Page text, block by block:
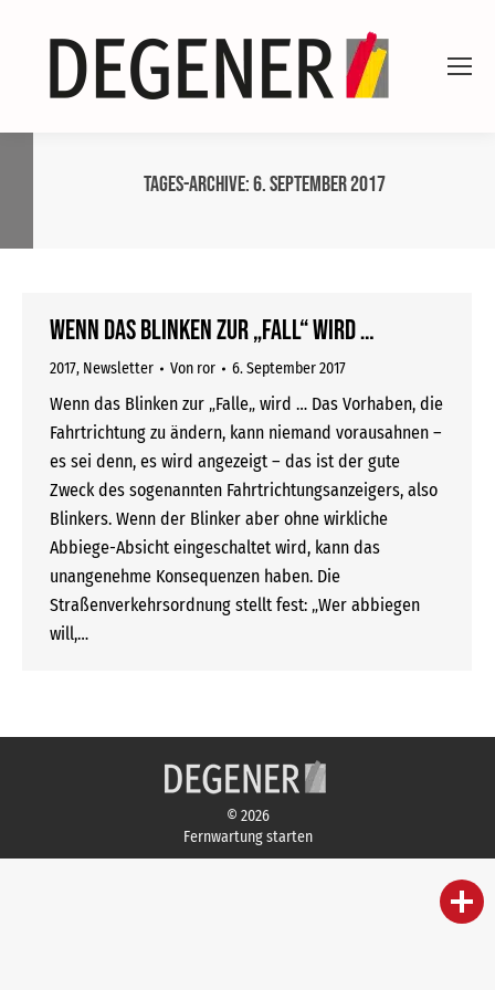
Tages-Archive:6. September 2017
Wenn das Blinken zur „Fall“ wird …
2017, Newsletter Von ror 6. September 2017
Wenn das Blinken zur „Falle„ wird … Das Vorhaben, die
Fahrtrichtung zu ändern, kann niemand vorausahnen –
es sei denn, es wird angezeigt – das ist der gute
Zweck des sogenannten Fahrtrichtungsanzeigers, also
Blinkers. Wenn der Blinker aber ohne wirkliche
Abbiege-Absicht eingeschaltet wird, kann das
unangenehme Konsequenzen haben. Die
Straßenverkehrsordnung stellt fest: „Wer abbiegen
will,…
© 2026
Fernwartung starten